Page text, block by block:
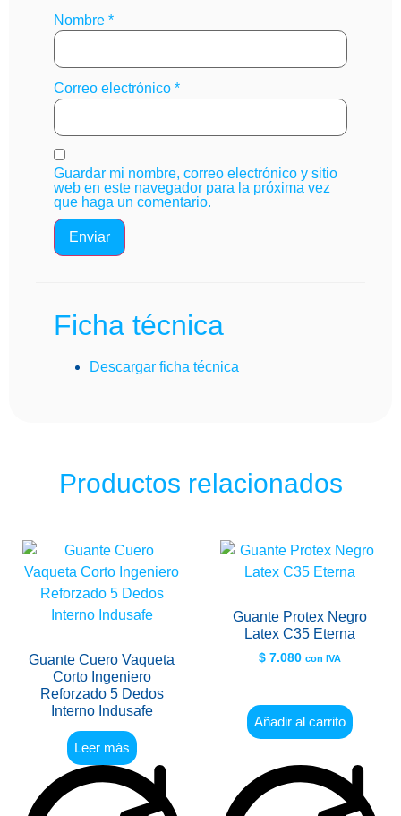
Nombre *
Correo electrónico *
Guardar mi nombre, correo electrónico y sitio
web en este navegador para la próxima vez
que haga un comentario.
Ficha técnica
Descargar ficha técnica
Productos relacionados
Guante Cuero Vaqueta
Corto Ingeniero
Reforzado 5 Dedos
Interno Indusafe
Leer más
Guante Protex Negro
Latex C35 Eterna
$7.080 con IVA
Añadir al carrito